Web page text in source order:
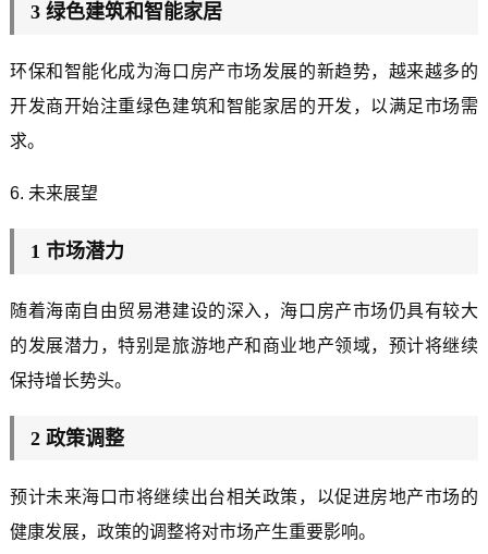
3 绿色建筑和智能家居
环保和智能化成为海口房产市场发展的新趋势，越来越多的
开发商开始注重绿色建筑和智能家居的开发，以满足市场需
求。
6. 未来展望
1 市场潜力
随着海南自由贸易港建设的深入，海口房产市场仍具有较大
的发展潜力，特别是旅游地产和商业地产领域，预计将继续
保持增长势头。
2 政策调整
预计未来海口市将继续出台相关政策，以促进房地产市场的
健康发展，政策的调整将对市场产生重要影响。